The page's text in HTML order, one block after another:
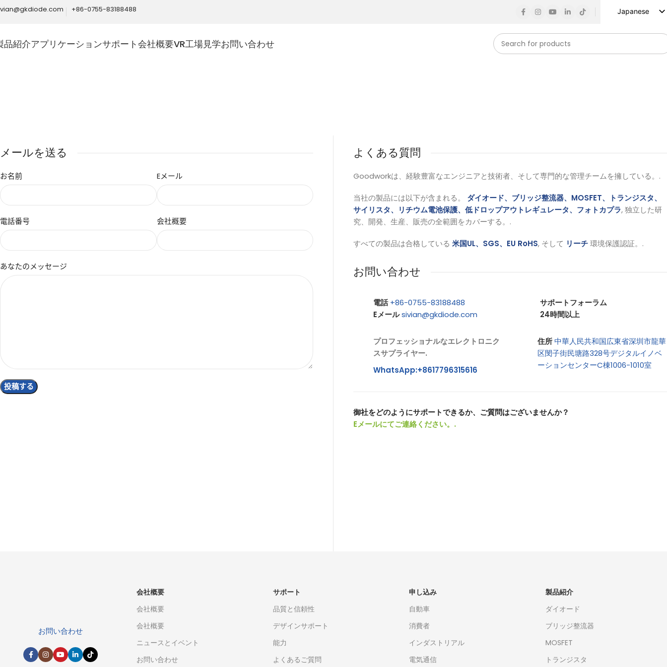
+86-0755-83188488
Japanese
Korean
品紹介アプリケーションサポート会社概要VR工場見学お問い合わせ
メールを送る
お名前 Eメール
電話番号 会社概要
あなたのメッセージ
よくある質問
Goodworkは、経験豊富なエンジニアと技術者、そして専門的な管理チームを擁している。.
当社の製品には以下が含まれる。
ダイオード、ブリッジ整流器、MOSFET、トランジスタ、
サイリスタ、リチウム電池保護、低ドロップアウトレギュレータ、フォトカプラ, 独立した研
究、開発、生産、販売の全範囲をカバーする。.
すべての製品は合格している 米国UL、SGS、EU RoHS, そして リーチ環境保護認証。.
お問い合わせ
電話 +86-0755-83188488
Eメールsivian@gkdiode.com
プロフェッショナルなエレクトロニク
スサプライヤー.
WhatsApp:+8617796315616
サポートフォーラム
24時間以上
住所中華人民共和国広東省深圳市龍華
区閔子街民塘路328号デジタルイノベ
ーションセンターC棟1006-1010室
御社をどのようにサポートできるか、ご質問はございませんか？
Eメールにてご連絡ください。.
お問い合わせ
会社概要
会社概要
会社概要
ニュースとイベント
お問い合わせ
サポート
品質と信頼性
デザインサポート
能力
よくあるご質問
申し込み
自動車
消費者
インダストリアル
電気通信
製品紹介
ダイオード
ブリッジ整流器
MOSFET
トランジスタ